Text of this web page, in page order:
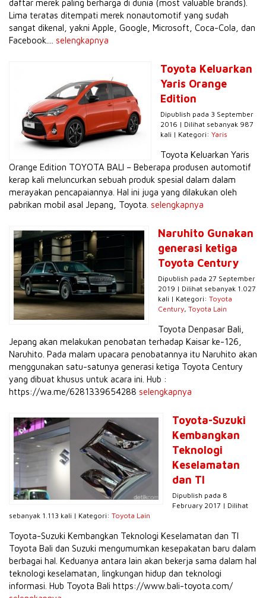
daftar merek paling berharga di dunia (most valuable brands).
Lima teratas ditempati merek nonautomotif yang sudah
sangat dikenal, yakni Apple, Google, Microsoft, Coca-Cola, dan
Facebook.... selengkapnya
Toyota Keluarkan
Yaris Orange
Edition
Dipublish pada 3 September
2016 | Dilihat sebanyak 987
kali | Kategori: Yaris
Toyota Keluarkan Yaris
Orange Edition TOYOTA BALI – Beberapa produsen automotif
kerap kali meluncurkan sebuah produk spesial dalam dalam
merayakan pencapaiannya. Hal ini juga yang dilakukan oleh
pabrikan mobil asal Jepang, Toyota. selengkapnya
Naruhito Gunakan
generasi ketiga
Toyota Century
Dipublish pada 27 September
2019 | Dilihat sebanyak 1.027
kali | Kategori: Toyota
Century, Toyota Lain
Toyota Denpasar Bali,
Jepang akan melakukan penobatan terhadap Kaisar ke-126,
Naruhito. Pada malam upacara penobatannya itu Naruhito akan
menggunakan satu-satunya generasi ketiga Toyota Century
yang dibuat khusus untuk acara ini. Hub :
https://wa.me/6281339654288 selengkapnya
Toyota-Suzuki
Kembangkan
Teknologi
Keselamatan
dan TI
Dipublish pada 8
February 2017 | Dilihat
sebanyak 1.113 kali | Kategori: Toyota Lain
Toyota-Suzuki Kembangkan Teknologi Keselamatan dan TI
Toyota Bali dan Suzuki mengumumkan kesepakatan baru dalam
berbagai hal. Keduanya antara lain akan bekerja sama dalam hal
teknologi keselamatan, lingkungan hidup dan teknologi
informasi. Hub Toyota Bali https://www.bali-toyota.com/